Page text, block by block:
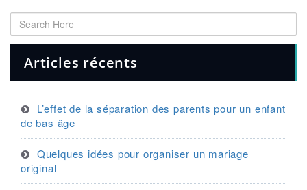
Articles récents
L’effet de la séparation des parents pour un enfant
de bas âge
Quelques idées pour organiser un mariage
original